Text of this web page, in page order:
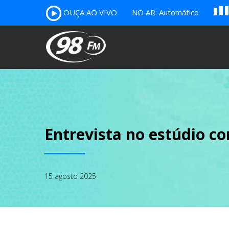
OUÇA AO VIVO NO AR: Automático A
B c
Entrevista no estúdio
15 agosto 2025